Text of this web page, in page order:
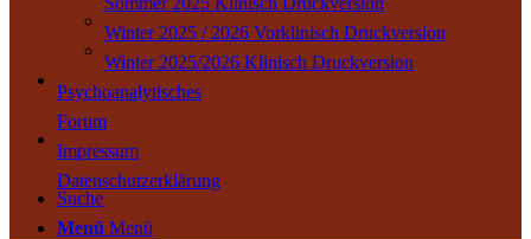
Winter 2025 / 2026 Vorklinisch Druckversion
Winter 2025/2026 Klinisch Druckversion
Psychoanalytisches
Forum
Impressum
Datenschutzerklärung
Suche
Menü Menü